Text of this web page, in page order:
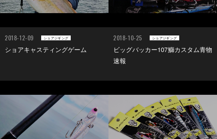
2018-12-09 ショアジギング
ショアキャスティングゲーム
2018-10-25 ショアジギング
ビッグバッカー107鰤カスタム青物
速報